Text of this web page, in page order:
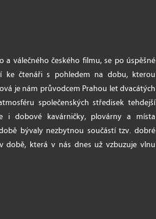
válečného českého filmu, se po úspěšné
ke čtenáři s pohledem na dobu, kterou
je nám průvodcem Prahou let dvacátých
společenských středisek tehdejší
i dobové kavárničky, plovárny a místa
bývaly nezbytnou součástí tzv. dobré
která v nás dnes už vzbuzuje vlnu